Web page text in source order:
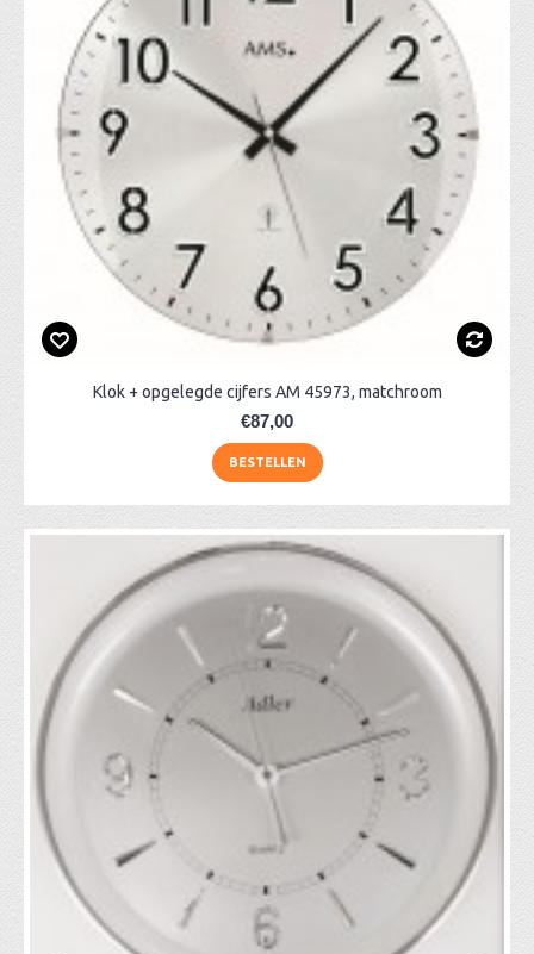
Klok + opgelegde cijfers AM 45973, matchroom
€87,00
BESTELLEN